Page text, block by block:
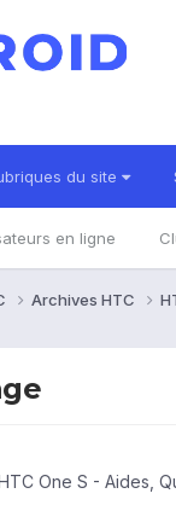
du site
en ligne
Archives HTC
One S - Aides,